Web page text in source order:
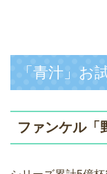
「青汁」お
ファンケル「